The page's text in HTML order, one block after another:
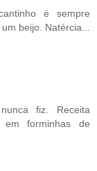
é sempre
beijo. Natércia...
fiz. Receita
forminhas de